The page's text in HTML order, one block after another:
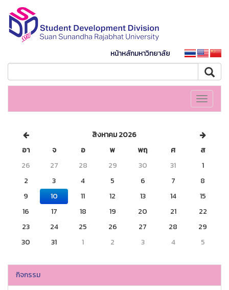
หน้าหลักมหาวิทยาลัย
Toggle
สิงหาคม 2026
อา
จ อ พ พฤ ศ
ส
26
27 28 29 30 31
1
2
3 4 5 6 7
8
9
10 11 12 13 14
15
16
17 18 19 20 21
22
23
24 25 26 27 28
29
30
31 1 2 3 4 5
กิจกรรม